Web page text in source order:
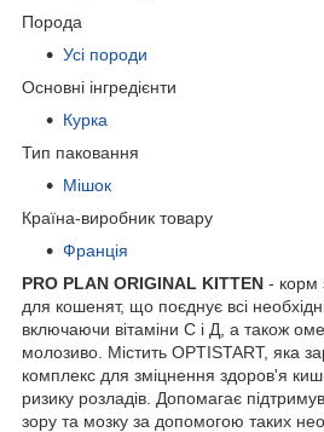
Порода
Усі породи
Основні інгредієнти
Курка
Тип паковання
Мішок
Країна-виробник товару
Франція
PRO PLAN ORIGINAL KITTEN - корм
для кошенят, що поєднує всі
включаючи вітаміни С і Д, а також
молозиво. Містить OPTISTART, яка
комплекс для зміцнення здоров'я
ризику розладів. Допомагає
зору та мозку за допомогою таких